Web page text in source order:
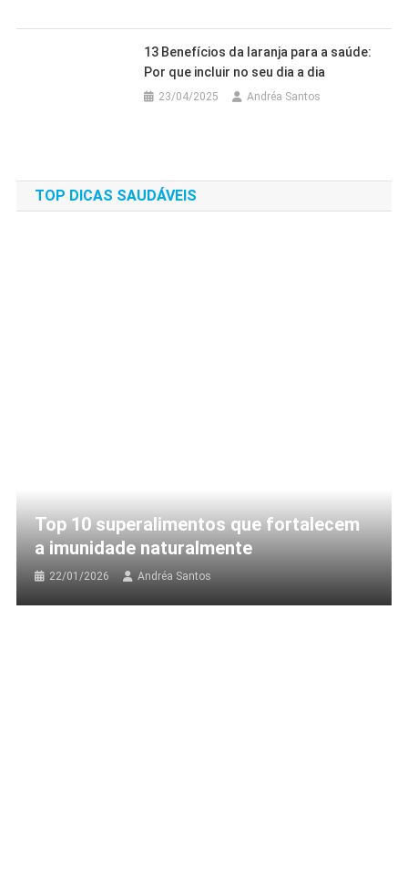
13 Benefícios da laranja para a saúde:
Por que incluir no seu dia a dia
23/04/2025 Andréa Santos
TOP DICAS SAUDÁVEIS
Top 10 superalimentos que fortalecem
a imunidade naturalmente
22/01/2026 Andréa Santos